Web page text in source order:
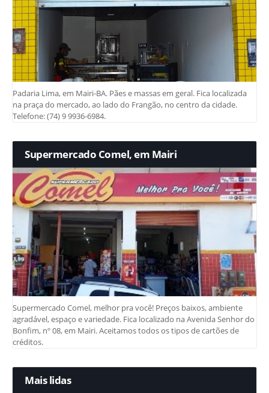
Padaria Lima, em Mairi-BA. Pães e massas em geral. Fica localizada
na praça do mercado, ao lado do Frangão, no centro da cidade.
Telefone: (74) 9 9936-6984.
Supermercado Comel, em Mairi
Supermercado Comel, melhor pra você! Preços baixos, ambiente
agradável, espaço e variedade. Fica localizado na Avenida Senhor do
Bonfim, nº 08, em Mairi. Aceitamos todos os tipos de cartões de
créditos.
Mais lidas